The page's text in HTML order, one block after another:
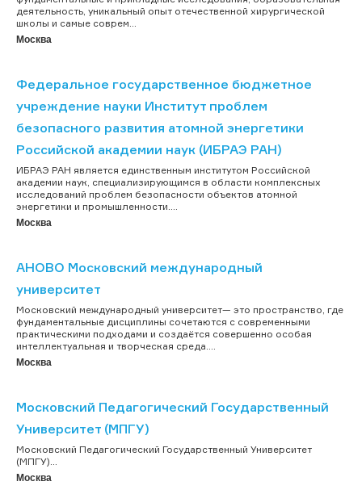
деятельность, уникальный опыт отечественной хирургической
школы и самые соврем...
Москва
Федеральное государственное бюджетное
учреждение науки Институт проблем
безопасного развития атомной энергетики
Российской академии наук (ИБРАЭ РАН)
ИБРАЭ РАН является единственным институтом Российской
академии наук, специализирующимся в области комплексных
исследований проблем безопасности объектов атомной
энергетики и промышленности....
Москва
АНОВО Московский международный
университет
Московский международный университет— это пространство, где
фундаментальные дисциплины сочетаются с современными
практическими подходами и создаётся совершенно особая
интеллектуальная и творческая среда....
Москва
Московский Педагогический Государственный
Университет (МПГУ)
Московский Педагогический Государственный Университет
(МПГУ)...
Москва